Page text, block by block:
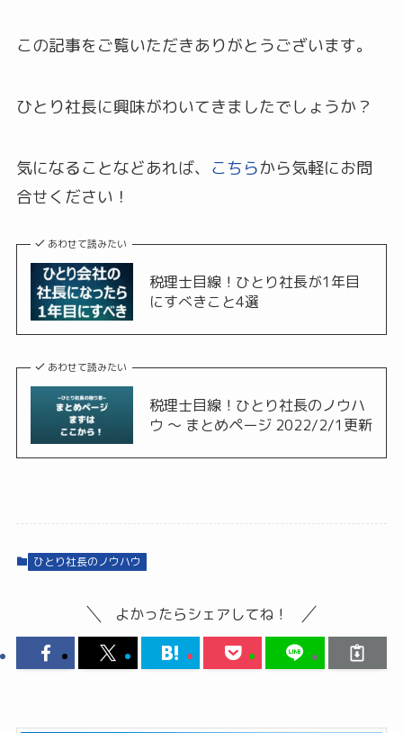
この記事をご覧いただきありがとうございます。
ひとり社長に興味がわいてきましたでしょうか？
気になることなどあれば、 こちらから気軽にお問
合せください！
あわせて読みたい
税理士目線！ひとり社長が1年目
にすべきこと4選
あわせて読みたい
税理士目線！ひとり社長のノウハ
ウ ～ まとめページ 2022/2/1更新
ひとり社長のノウハウ
よかったらシェアしてね！